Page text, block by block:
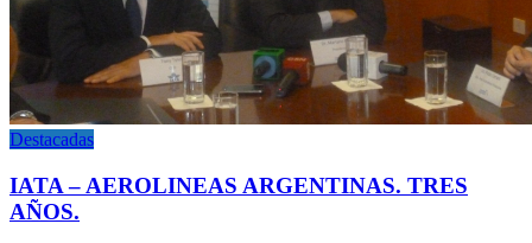
Destacadas
IATA – AEROLINEAS ARGENTINAS. TRES
AÑOS.